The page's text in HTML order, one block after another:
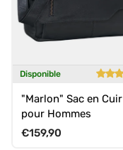
Disponible
"Marlon" Sac en Cuir
pour Hommes
Prix habituel
€159,90